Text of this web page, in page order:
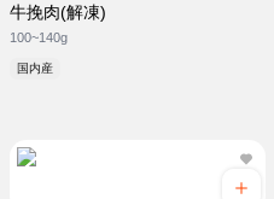
牛挽肉(解凍)
100~140g
国内産